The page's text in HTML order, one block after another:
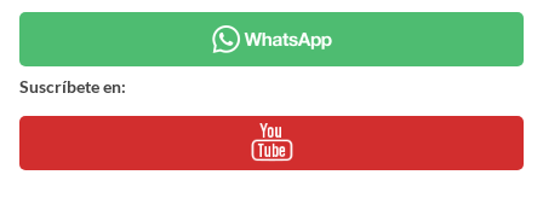
Suscríbete en: